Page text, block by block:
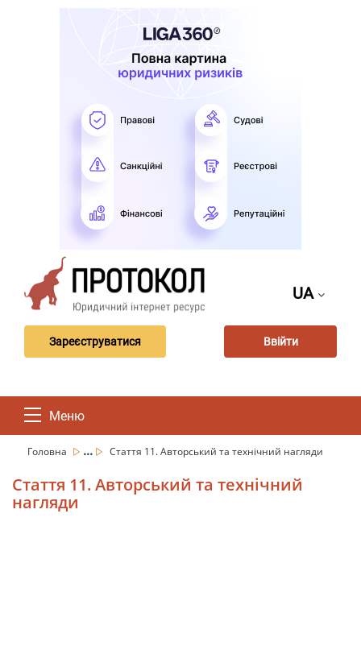
UA
Зареєструватися Ввійти
Меню
Головна ... Стаття 11. Авторський та технічний нагляди
Стаття 11. Авторський та технічний
нагляди